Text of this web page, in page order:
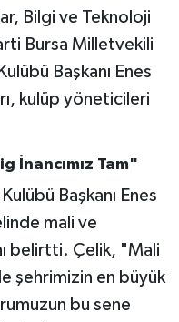
Bilgi ve Teknoloji
Bursa Milletvekili
Başkanı Enes
kulüp yöneticileri
İnancımız Tam"
Başkanı Enes
mali ve
belirtti. Çelik, "Mali
şehrimizin en büyük
bu sene